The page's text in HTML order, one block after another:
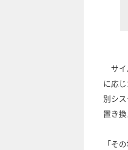
サイ
に応
別シ
置き
「そ